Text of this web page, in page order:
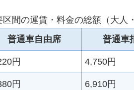
区間の運賃・料金の総額（大人
普通車自由席 普通車
円 4,750円
円 6,910円